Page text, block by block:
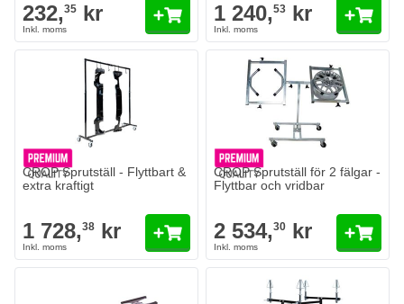
232,35 kr 1 240,53 kr
CROP Sprutställ - Flyttbart &
extra kraftigt
1 728,38 kr
CROP Sprutställ för 2 fälgar -
Flyttbar och vridbar
2 534,30 kr